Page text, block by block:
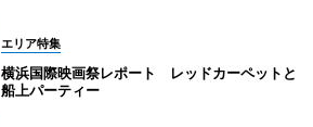
エリア特集
横浜国際映画祭レポート レッドカーペットと
船上パーティー